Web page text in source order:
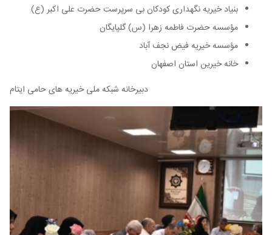
بنیاد خیریه نگهداری کودکان بی سرپرست حضرت علی اکبر (ع)
مؤسسه حضرت فاطمه زهرا (س) گلپایگان
مؤسسه خیریه فیض نجف آباد
خانه خیرین استان اصفهان
دبیرخانه شبکه ملی خیریه های حامی ایتام